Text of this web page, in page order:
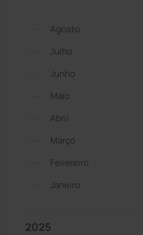
Agosto
Julho
Junho
Maio
Abril
Março
Fevereiro
Janeiro
2025